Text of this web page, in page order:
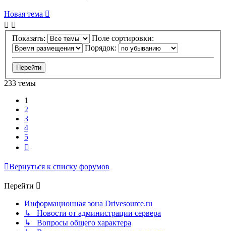
Новая тема
Показать:
Поле сортировки:
Порядок:
233 темы
1
2
3
4
5
Вернуться к списку форумов
Перейти
Информационная зона Drivesource.ru
↳ Новости от администрации сервера
↳ Вопросы общего характера